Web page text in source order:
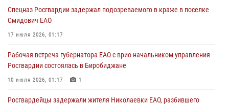
Правила приобретения нарезного оружия изменены: минимальный
стаж владения сокращён до трёх лет
Спецназ Росгвардии задержал подозреваемого в краже в поселке
Смидович ЕАО
17 июля 2026, 01:17
Рабочая встреча губернатора ЕАО с врио начальником управления
Росгвардии состоялась в Биробиджане
10 июля 2026, 01:17 1
Росгвардейцы задержали жителя Николаевки ЕАО, разбившего